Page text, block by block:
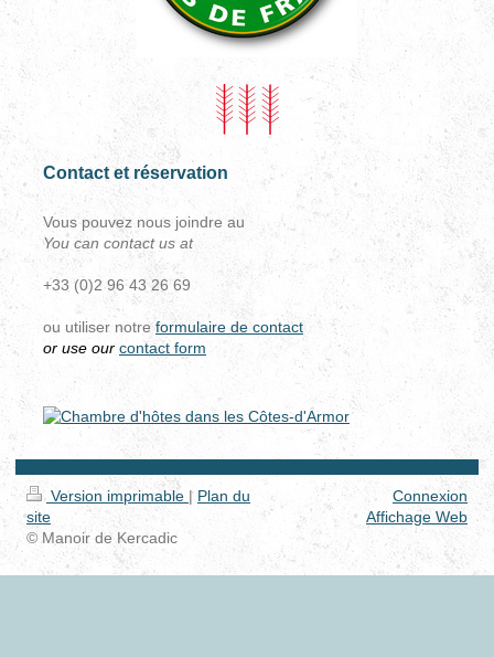
Contact et réservation
Vous pouvez nous joindre au
You can contact us at
+33 (0)2 96 43 26 69
ou utiliser notreformulaire de contact
or use our contact form
Version imprimable | Plan du
site
© Manoir de Kercadic
Connexion
Affichage Web